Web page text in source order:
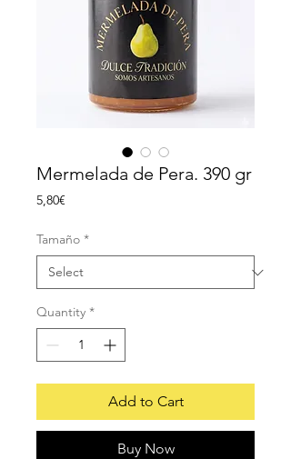
Mermelada de Pera. 390 gr
5,80€
Tamaño *
Quantity *
Add to Cart
Buy Now